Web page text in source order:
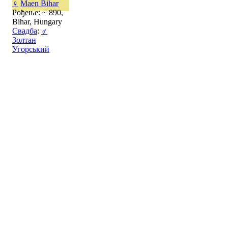
♀ Maen Bihar
Рођење: ~ 890,
Bihar, Hungary
Свадба: ♂
Золтан
Угорський